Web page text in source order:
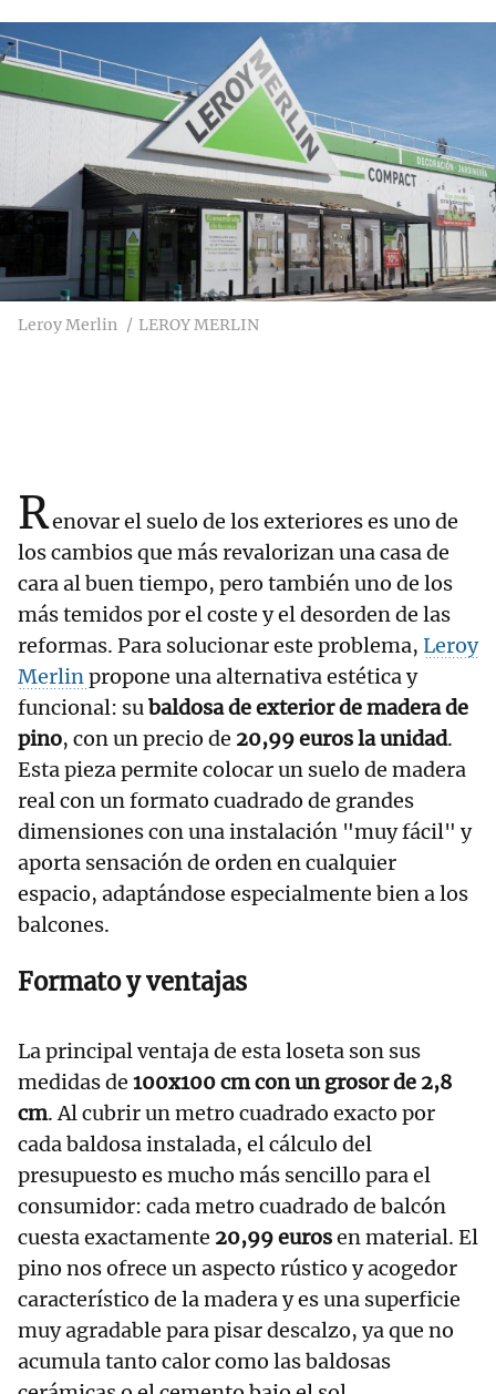
Leroy Merlin LEROY MERLIN
Renovar el suelo de los exteriores es uno de
los cambios que más revalorizan una casa de
cara al buen tiempo, pero también uno de los
más temidos por el coste y el desorden de las
reformas. Para solucionar este problema, Leroy
Merlinpropone una alternativa estética y
funcional: subaldosa de exterior de madera de
pino, con un precio de 20,99 euros la unidad.
Esta pieza permite colocar un suelo de madera
real con un formato cuadrado de grandes
dimensiones con una instalación "muy fácil" y
aporta sensación de orden en cualquier
espacio, adaptándose especialmente bien a los
balcones.
Formato y ventajas
La principal ventaja de esta loseta son sus
medidas de 100x100 cm con un grosor de 2,8
cm. Al cubrir un metro cuadrado exacto por
cada baldosa instalada, el cálculo del
presupuesto es mucho más sencillo para el
consumidor: cada metro cuadrado de balcón
cuesta exactamente 20,99 eurosen material. El
pino nos ofrece un aspecto rústico y acogedor
característico de la madera y es una superficie
muy agradable para pisar descalzo, ya que no
acumula tanto calor como las baldosas